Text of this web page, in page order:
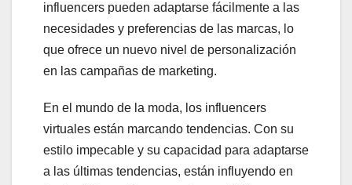
influencers pueden adaptarse fácilmente a las
necesidades y preferencias de las marcas, lo
que ofrece un nuevo nivel de personalización
en las campañas de marketing.
En el mundo de la moda, los influencers
virtuales están marcando tendencias. Con su
estilo impecable y su capacidad para adaptarse
a las últimas tendencias, están influyendo en